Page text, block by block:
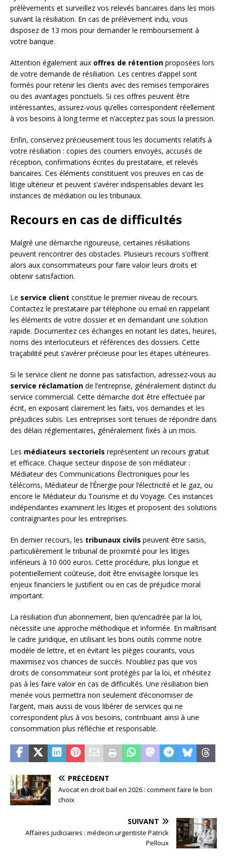
prélèvements et surveillez vos relevés bancaires dans les mois
suivant la résiliation. En cas de prélèvement indu, vous
disposez de 13 mois pour demander le remboursement à
votre banque.
Attention également aux offres de rétention proposées lors
de votre demande de résiliation. Les centres d’appel sont
formés pour retenir les clients avec des remises temporaires
ou des avantages ponctuels. Si ces offres peuvent être
intéressantes, assurez-vous qu’elles correspondent réellement
à vos besoins à long terme et n’acceptez pas sous la pression.
Enfin, conservez précieusement tous les documents relatifs à
votre résiliation : copies des courriers envoyés, accusés de
réception, confirmations écrites du prestataire, et relevés
bancaires. Ces éléments constituent vos preuves en cas de
litige ultérieur et peuvent s’avérer indispensables devant les
instances de médiation ou les tribunaux.
Recours en cas de difficultés
Malgré une démarche rigoureuse, certaines résiliations
peuvent rencontrer des obstacles. Plusieurs recours s’offrent
alors aux consommateurs pour faire valoir leurs droits et
obtenir satisfaction.
Le service client constitue le premier niveau de recours.
Contactez le prestataire par téléphone ou email en rappelant
les éléments de votre dossier et en demandant une solution
rapide. Documentez ces échanges en notant les dates, heures,
noms des interlocuteurs et références des dossiers. Cette
traçabilité peut s’avérer précieuse pour les étapes ultérieures.
Si le service client ne donne pas satisfaction, adressez-vous au
service réclamation de l’entreprise, généralement distinct du
service commercial. Cette démarche doit être effectuée par
écrit, en exposant clairement les faits, vos demandes et les
préjudices subis. Les entreprises sont tenues de répondre dans
des délais réglementaires, généralement fixés à un mois.
Les médiateurs sectoriels représentent un recours gratuit
et efficace. Chaque secteur dispose de son médiateur :
Médiateur des Communications Électroniques pour les
télécoms, Médiateur de l’Énergie pour l’électricité et le gaz, ou
encore le Médiateur du Tourisme et du Voyage. Ces instances
indépendantes examinent les litiges et proposent des solutions
contraignantes pour les entreprises.
En dernier recours, les tribunaux civils peuvent être saisis,
particulièrement le tribunal de proximité pour les litiges
inférieurs à 10 000 euros. Cette procédure, plus longue et
potentiellement coûteuse, doit être envisagée lorsque les
enjeux financiers le justifient ou en cas de préjudice moral
important.
La résiliation d’un abonnement, bien qu’encadrée par la loi,
nécessite une approche méthodique et informée. En maîtrisant
le cadre juridique, en utilisant les bons outils comme notre
modèle de lettre, et en évitant les pièges courants, vous
maximisez vos chances de succès. N’oubliez pas que vos
droits de consommateur sont protégés par la loi, et n’hésitez
pas à les faire valoir en cas de difficultés. Une résiliation bien
menée vous permettra non seulement d’économiser de
l’argent, mais aussi de vous libérer de services qui ne
correspondent plus à vos besoins, contribuant ainsi à une
consommation plus réfléchie et responsable.
PRÉCÉDENT
Avocat en droit bail en 2026 : comment faire le bon
choix
SUIVANT
Affaires judiciaires : médecin urgentiste Patrick
Pelloux